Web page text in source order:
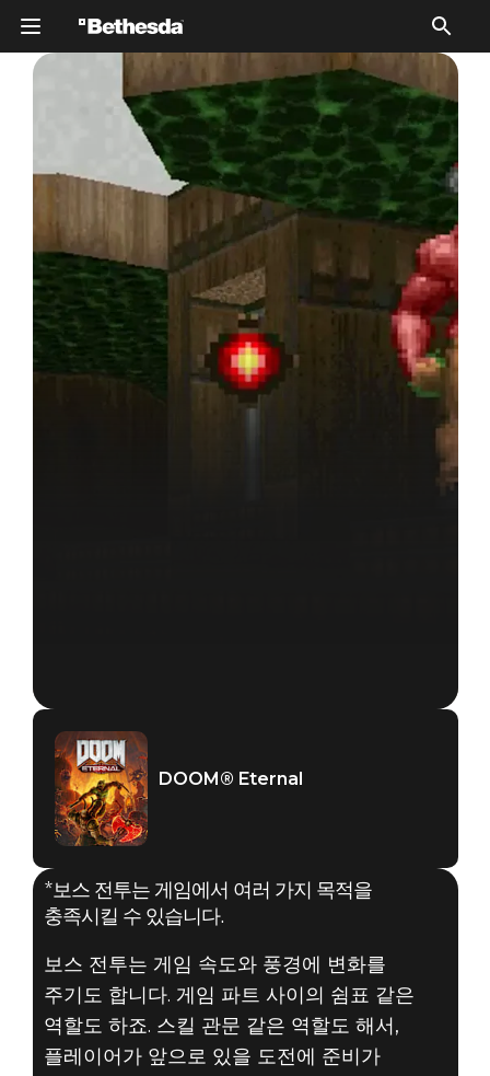
DOOM® Eternal
DOOM® Eternal
*보스 전투는 게임에서 여러 가지 목적을
충족시킬 수 있습니다.
보스 전투는 게임 속도와 풍경에 변화를
주기도 합니다. 게임 파트 사이의 쉼표 같은
역할도 하죠. 스킬 관문 같은 역할도 해서,
플레이어가 앞으로 있을 도전에 준비가